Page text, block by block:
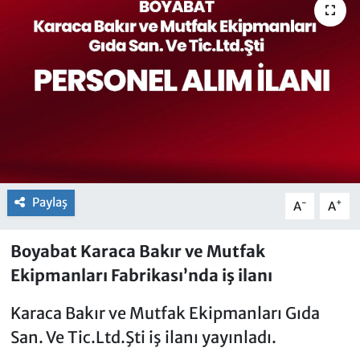
Paylaş A- A+
Boyabat Karaca Bakır ve Mutfak
Ekipmanları Fabrikası’nda iş ilanı
Karaca Bakır ve Mutfak Ekipmanları Gıda
San. Ve Tic.Ltd.Şti iş ilanı yayınladı.